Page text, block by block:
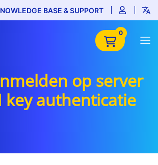
BASE & SUPPORT
0
op server
key authenticatie